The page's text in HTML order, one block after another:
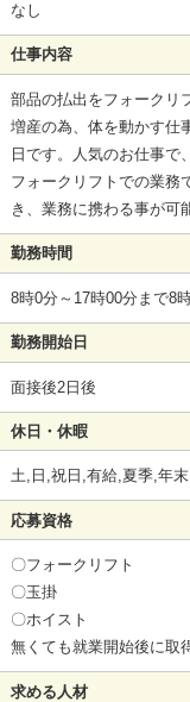
なし
仕事内容
部品の払出をフォークリ
増産の為、体を動かす仕
日です。人気のお仕事で
フォークリフトでの業務
き、業務に携わる事が可
勤務時間
8時0分～17時00分まで8
勤務開始日
面接後2日後
休日・休暇
土,日,祝日,有給,夏季,年
応募資格
〇フォークリフト
〇玉掛
〇ホイスト
無くても就業開始後に取
求める人材